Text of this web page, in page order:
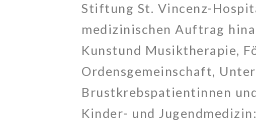
Stiftung St. Vincenz-
medizinischen Auftrag
Kunstund Musiktherapie,
Ordensgemeinschaft,
Brustkrebspatientinnen
Kinder- und